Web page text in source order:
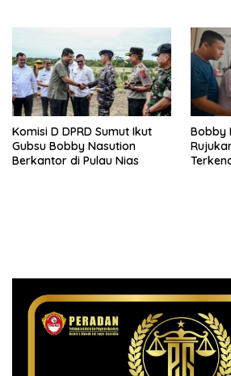
Komisi D DPRD Sumut Ikut
Gubsu Bobby Nasution
Berkantor di Pulau Nias
Bobby